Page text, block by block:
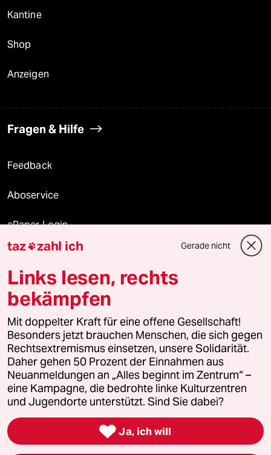
Kantine
Shop
Anzeigen
Fragen & Hilfe
Feedback
Aboservice
ePaper Login
Downloads für Abonnierende
© 2026 taz Verlags und Vertriebs GmbH
Alle Rechte vorbehalten. Bei rechtlichen Fragen oder für Genehmigungen
wenden Sie sich bitte an lizenzen@taz.de
Feedback Redaktionsstatut Kommune-Richtlinien
Leitlinie Informant Datenschutz Impressum AGB
Seitenwende Einwilligungen widerrufen (Ads)
taz zahl ich Gerade nicht
Links lesen, rechts
bekämpfen
Mit doppelter Kraft für eine offene Gesellschaft!
Besonders jetzt brauchen Menschen, die sich gegen
Rechtsextremismus einsetzen, unsere Solidarität.
Daher gehen 50 Prozent der Einnahmen aus
Neuanmeldungen an „Alles beginnt im Zentrum“ –
eine Kampagne, die bedrohte linke Kulturzentren
und Jugendorte unterstützt. Sind Sie dabei?
 Ja, ich will